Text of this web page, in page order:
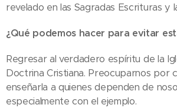
revelado en las Sagradas Escrituras y
¿Qué podemos hacer para evitar
Regresar al verdadero espíritu de la
Doctrina Cristiana. Preocuparnos por
enseñarla a quienes dependen de
especialmente con el ejemplo.